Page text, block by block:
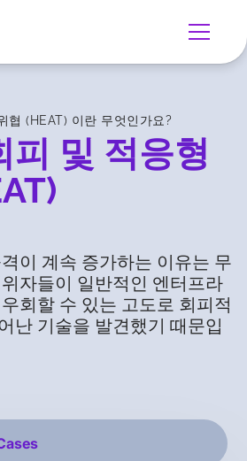
협 (HEAT) 이란 무엇인가요?
피 및 적응형
이 계속 증가하는 이유는 무
자들이 일반적인 엔터프라
회할 수 있는 고도로 회피적
난 기술을 발견했기 때문입